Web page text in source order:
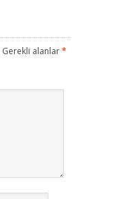
Gerekli alanlar*